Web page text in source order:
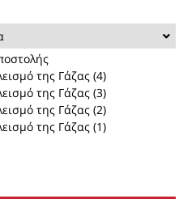
της Γάζας (4)
της Γάζας (3)
της Γάζας (2)
της Γάζας (1)